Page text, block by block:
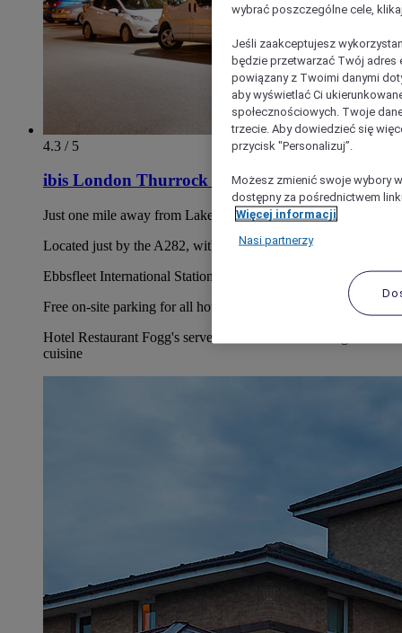
4.3 / 5
ibis London Thurrock M25
Just one mile away from Lakeside shopping centre
Located just by the A282, with easy-access to central London
Ebbsfleet International Station is a 15 minute drive away
Free on-site parking for all hotel guests
Hotel Restaurant Fogg's serves a delicious choice of global
cuisine
wybrać poszczególne cele,
Jeśli zaakceptujesz
będzie przetwarzać Twój adres
powiązany z Twoimi danymi
aby wyświetlać Ci
społecznościowych. Twoje
trzecie. Aby dowiedzieć się
przycisk "Personalizuj”.
Możesz zmienić swoje wybory
dostępny za pośrednictwem
Więcej informacji
Nasi partnerzy